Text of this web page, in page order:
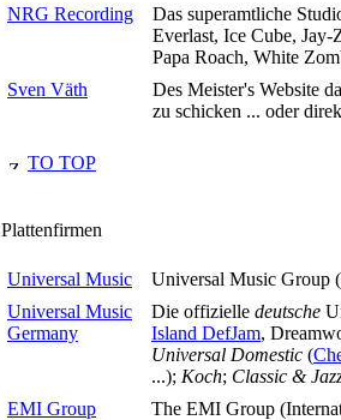
NRG Recording
Das superamtliche
Everlast, Ice Cube,
Papa Roach, White
Sven Väth
Des Meister's Website
zu schicken ... oder
TO TOP
Plattenfirmen
Universal Music
Universal Music Group
Universal Music
Germany
Die offizielle deutsche
Island DefJam,
Universal Domestic (
...); Koch; Classic &
EMI Group
The EMI Group